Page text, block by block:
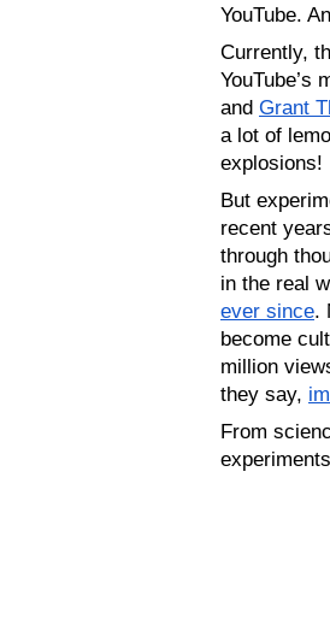
YouTube.
Currently,
YouTube’s
and Grant
a lot of
explosions!
But
recent
through
in the real
ever since.
become
million
they say,
From